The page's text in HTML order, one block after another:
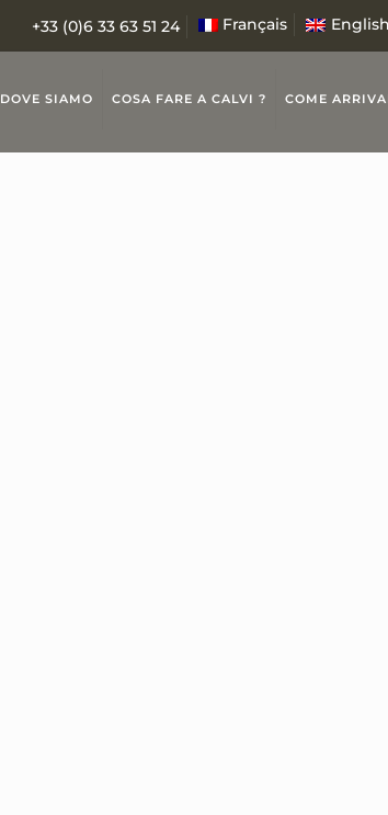
+33 (0)6 33 63 51 24 Français English
DOVE SIAMO COSA FARE A CALVI ? COME